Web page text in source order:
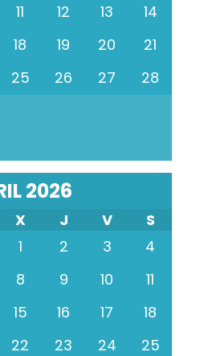
11 12 13
14
18 19 20
21
25 26 27
28
2026
X J V
S
1
2 3
4
8 9 10
11
15 16 17
18
22 23 24
25